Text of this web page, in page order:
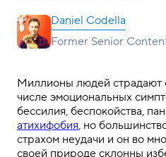
Daniel Codella
Former Senior
Миллионы людей страдают
числе эмоциональных
бессилия, беспокойства,
атихифобия, но
страхом неудачи и он во
своей природе склонны